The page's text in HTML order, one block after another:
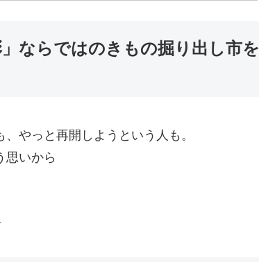
ならではのきもの掘り出し市を
やっと再開しようという人も。
思いから